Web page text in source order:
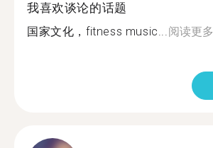
我喜欢谈论的话题
国家文化，fitness music...阅读更多